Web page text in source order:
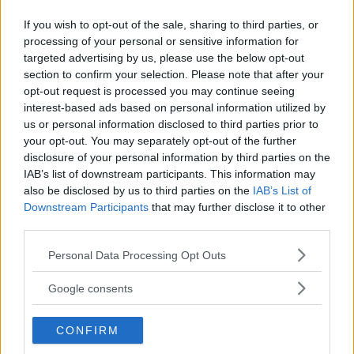
If you wish to opt-out of the sale, sharing to third parties, or
processing of your personal or sensitive information for
targeted advertising by us, please use the below opt-out
section to confirm your selection. Please note that after your
opt-out request is processed you may continue seeing
interest-based ads based on personal information utilized by
us or personal information disclosed to third parties prior to
your opt-out. You may separately opt-out of the further
disclosure of your personal information by third parties on the
IAB’s list of downstream participants. This information may
also be disclosed by us to third parties on the IAB’s List of
Downstream Participants that may further disclose it to other
Please note that this website/app uses one or more Google
not limited to your visit or usage behaviour. You may click to
use your data for below specified purposes in below Google
consent section.
Personal Data Processing Opt Outs
Google consents
CONFIRM
Utile
Ucumi
New Advisor
«Bagnetto con diletto»
31.01.21
9.2
su 10
Un ottimo modo per intrattenere e cominciare a far
conoscere al bambino l'alfabeto. È uno spass
continua a leggere
Guarda tutte le opinioni degli utenti